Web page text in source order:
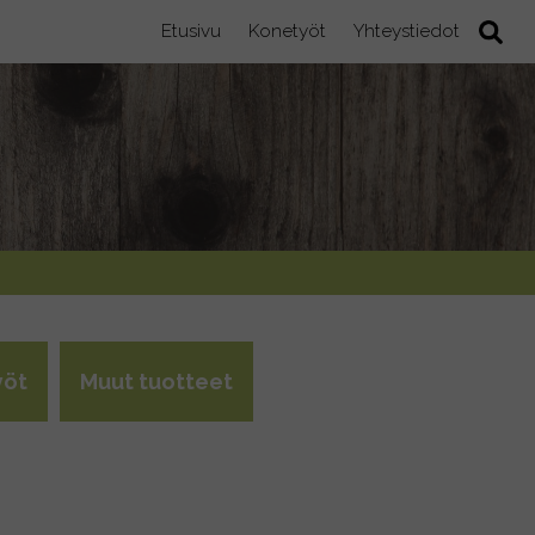
Etusivu Konetyöt Yhteystiedot
Muut tuotteet